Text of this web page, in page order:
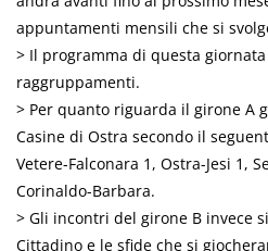
appuntamenti mensili che si
> Il programma di questa
raggruppamenti.
> Per quanto riguarda il girone A
Casine di Ostra secondo il
Vetere-Falconara 1, Ostra-Jesi 1,
Corinaldo-Barbara.
> Gli incontri del girone B invece
Cittadino e le sfide che si